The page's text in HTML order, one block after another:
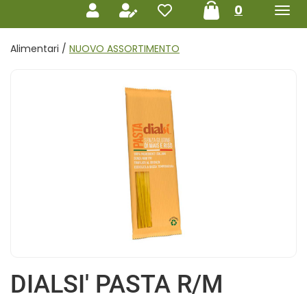
0prodotti
inseriti
Alimentari / NUOVO ASSORTIMENTO
DIALSI' PASTA R/M